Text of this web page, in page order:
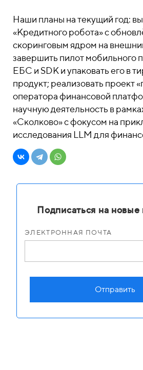
Наши планы на текущий год:
«Кредитного робота» с
скоринговым ядром на
завершить пилот мобильного
ЕБС и SDK и упаковать его в
продукт; реализовать проект
оператора финансовой
научную деятельность в
«Сколково» с фокусом на
исследования LLM для
Подписаться на
ЭЛЕКТРОННАЯ ПОЧТА
Отправить